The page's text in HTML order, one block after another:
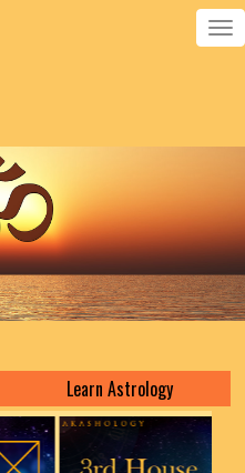
Toggle
Learn Astrology